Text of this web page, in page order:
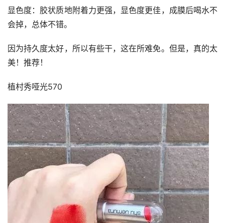
显色度：胶状质地附着力更强，显色度更佳，成膜后喝水不
会掉，总体不错。
因为持久度太好，所以有些干，这在所难免。但是，真的太
美！推荐！
植村秀哑光570